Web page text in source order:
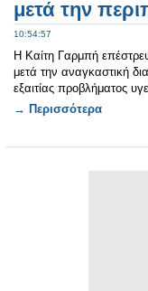
μετά την
10:54:57
Η Καίτη Γαρμπή
μετά την αναγκαστική
εξαιτίας προβλήματος
→ Περισσότερα